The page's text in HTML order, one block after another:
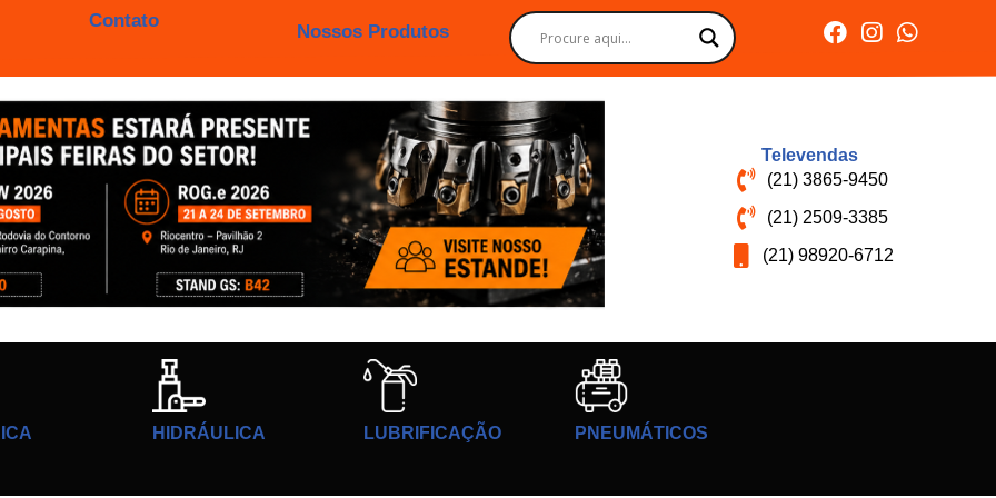
Contato
Nossos Produtos
Televendas
(21) 3865-9450
(21) 2509-3385
(21) 98920-6712
HIDRÁULICA LUBRIFICAÇÃO PNEUMÁTICOS